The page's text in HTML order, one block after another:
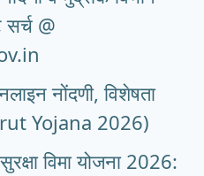
@
नोंदणी, विशेषता
Yojana 2026)
विमा योजना 2026: